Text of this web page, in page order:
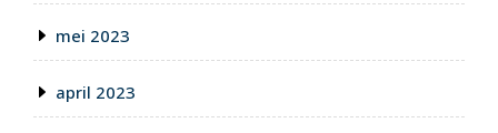
mei 2023
april 2023